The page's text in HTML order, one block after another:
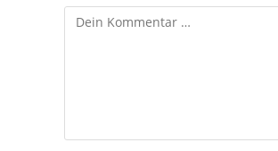
Kommentar